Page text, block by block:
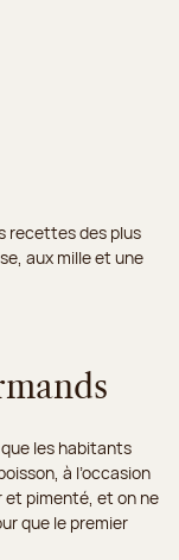
recettes des plus
aux mille et une
les habitants
à l’occasion
et pimenté, et on ne
que le premier